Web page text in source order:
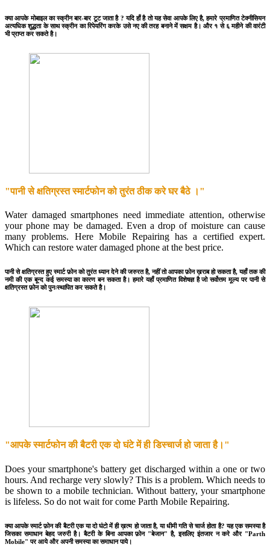
क्या आपके मोबाइल का स्क्रीन बार-बार टूट जाता है ? यदि हाँ है तो यह सेवा आपके लिए है, हमारे प्रमाणित टेक्नीसियन
अत्यधिक शुद्धता के साथ स्क्रीन का रिपेयरिंग करके उसे नए की तरह बनाने में सक्षम है। और १ से ६ महीने की वारंटी
भी प्राप्त कर सकते है।
"पानी से क्षतिग्रस्त स्मार्टफोन को तुरंत ठीक करे घर बैठे ।"
Water damaged smartphones need immediate attention, otherwise
your phone may be damaged. Even a drop of moisture can cause
many problems. Here Mobile Repairing has a certified expert.
Which can restore water damaged phone at the best price.
पानी से क्षतिग्रस्त हुए स्मार्ट फ़ोन को तुरंत ध्यान देने की जरुरत है, नहीं तो आपका फ़ोन ख़राब हो सकता है, यहाँ तक की
नमी की एक बून्द कई समस्या का कारण बन सकता है। हमारे यहाँ प्रमाणित विशेषज्ञ है जो सर्वोत्तम मूल्य पर पानी से
क्षतिग्रस्त फ़ोन को पुनःस्थापित कर सकते है।
"आपके स्मार्टफोन की बैटरी एक दो घंटे में ही डिस्चार्ज हो जाता है।"
Does your smartphone's battery get discharged within a one or two
hours. And recharge very slowly? This is a problem. Which needs to
be shown to a mobile technician. Without battery, your smartphone
is lifeless. So do not wait for come Parth Mobile Repairing.
क्या आपके स्मार्ट फ़ोन की बैटरी एक या दो घंटो में ही ख़त्म हो जाता है, या धीमी गति से चार्ज होता है? यह एक समस्या है
जिसका समाधान बेहद जरुरी है। बैटरी के बिना आपका फ़ोन "बेजान" है, इसलिए इंतजार न करे और "Parth
Mobile" पर आये और अपनी समस्या का समाधान पाये।